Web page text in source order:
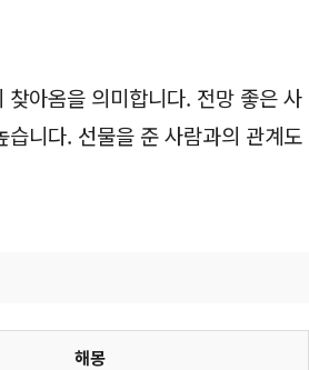
찾아옴을 의미합니다. 전망 좋은 사
니다. 선물을 준 사람과의 관계도
해몽